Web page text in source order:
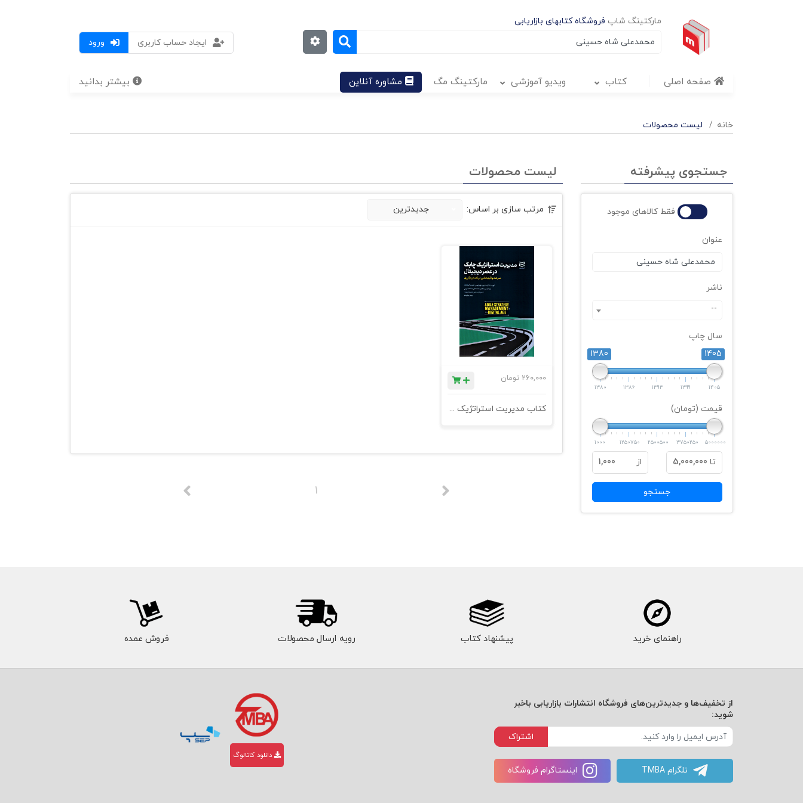
مارکتینگ شاپ فروشگاه کتابهای بازاریابی
ورود
ایجاد حساب کاربری
صفحه اصلی کتاب ویدیو آموزشی مارکتینگ مگ مشاوره آنلاین بیشتر بدانید
خانه لیست محصولات
جستجوی پیشرفته
فقط کالاهای موجود
عنوان
ناشر
--
سال چاپ
1380
1405
1380 1386 1393 1399 1405
قیمت (تومان)
1000 1250750 2500500 3750250 5000000
تا 5,000,000 از 1,000
جستجو
لیست محصولات
مرتب سازی بر اساس: جدیدترین
260,000 تومان
کتاب مدیریت استراتژیک چابک در عصر دیجیتال
1
راهنمای خرید پیشنهاد کتاب رویه ارسال محصولات فروش عمده
از تخفیف‌ها و جدیدترین‌های فروشگاه انتشارات بازاریابی باخبر
شوید:
اشتراک
تلگرام TMBA اینستاگرام فروشگاه
دانلود کاتالوگ